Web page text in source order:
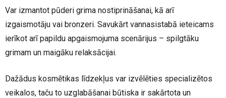
Var izmantot pūderi grima nostiprināšanai, kā arī
izgaismotāju vai bronzeri. Savukārt vannasistabā ieteicams
ierīkot arī papildu apgaismojuma scenārijus – spilgtāku
grimam un maigāku relaksācijai.
Dažādus kosmētikas līdzekļus var izvēlēties specializētos
veikalos, taču to uzglabāšanai būtiska ir sakārtota un